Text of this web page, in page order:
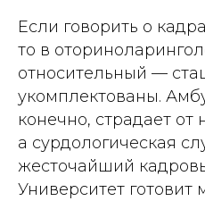
Если говорить о
то в
относительный —
укомплектованы.
конечно, страдает от
а сурдологическая
жесточайший
Университет готовит